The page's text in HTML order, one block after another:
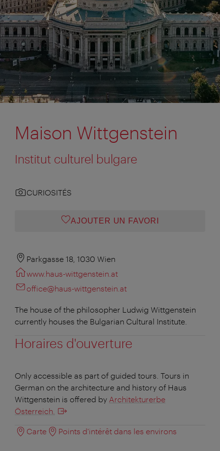
Maison Wittgenstein
Institut culturel bulgare
CURIOSITÉS
AJOUTER UN FAVORI
Parkgasse 18, 1030 Wien
www.haus-wittgenstein.at
office@haus-wittgenstein.at
The house of the philosopher Ludwig Wittgenstein
currently houses the Bulgarian Cultural Institute.
Horaires d'ouverture
Only accessible as part of guided tours. Tours in
German on the architecture and history of Haus
Wittgenstein is offered by Architekturerbe
Österreich.
Carte Points d'intérêt dans les environs